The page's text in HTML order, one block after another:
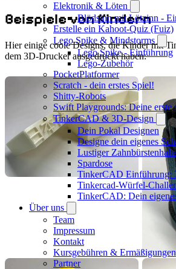
Elektronik & Löten
Blödsinn mit Lötzinn -
Erstelle ein Kahoot-Quiz (Fuiz)
Lego Spike & Mindstorms
Lego Spike - Einführung
Lego-Zubehör
PocketPlatformer
Scratch - dein erstes Spiel!
Shitty-Robots
Swift Playgrounds: Deine erste
TinkerCAD & 3D-Design
Dein Pokal Designen
Designe dein eigenes
Lustiger
Spardose
TinkerCAD Einführung:
Tinkercad-Würfel-
TinkerCAD: Dein
Über uns
Team
Impressum
Kontakt
Kursgebühren & Ermäßigungen
Partner
Beispiele von Kindern
Hier einige coole Designs, die Kinder mit
dem 3D-Drucker ausgedruckt haben: